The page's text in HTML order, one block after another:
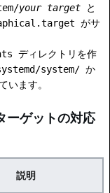
your target
と
がサ
ディレクトリを作
system/ か
います。
ーゲットの対応
説明